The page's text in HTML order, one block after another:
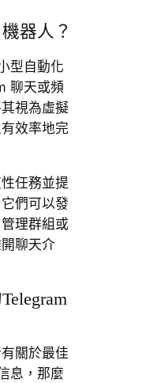
器人？
型自動化
聊天或頻
視為虛擬
效率地完
任務並提
們可以發
理群組或
聊天介
關於最佳
息，那麼